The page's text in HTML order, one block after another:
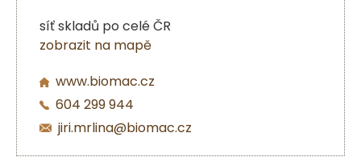
síť skladů po celé ČR
zobrazit na mapě
www.biomac.cz
604 299 944
jiri.mrlina@biomac.cz